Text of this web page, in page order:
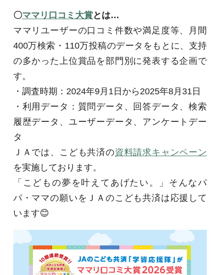
〇ママリ口コミ大賞とは…
ママリユーザーの口コミ件数や満足度等、月間
400万検索・ 110万投稿のデータをもとに、支持
の多かった上位賞品を部門別に発表する企画で
す。
・調査時期： 2024年9月 1日から 2025年8月 31日
・利用データ：質問データ、回答データ、検索
履歴データ、ユーザーデータ、アンケートデー
タ
ＪＡでは、こども共済の資料請求キャンペーン
を実施しております。
「こどもの夢を叶えてあげたい。」そんなパ
パ・ママの願いをＪＡのこども共済は応援して
います😊